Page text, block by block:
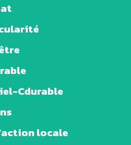
Cdurable
locale